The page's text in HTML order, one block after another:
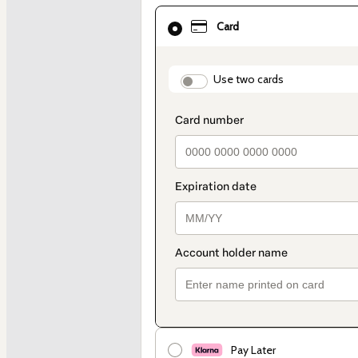
Card
Use two cards
Pay Later
Card
selected
method